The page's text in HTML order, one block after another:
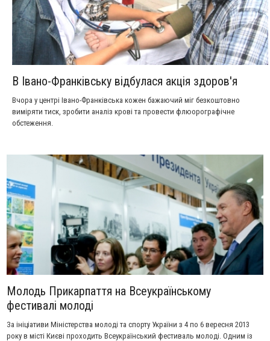
В Івано-Франківську відбулася акція здоров'я
Вчора у центрі Івано-Франківська кожен бажаючий міг безкоштовно
виміряти тиск, зробити аналіз крові та провести флюорографічне
обстеження.
Молодь Прикарпаття на Всеукраїнському
фестивалі молоді
За ініціативи Міністерства молоді та спорту України з 4 по 6 вересня 2013
року в місті Києві проходить Всеукраїнський фестиваль молоді. Одним із